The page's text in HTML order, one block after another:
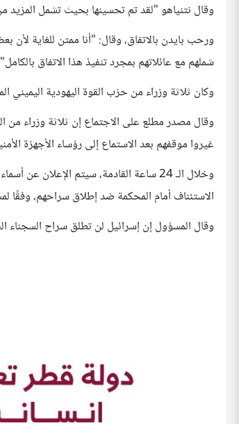
وقال نتنياهو "لقد تم تحسينها بحيث تشمل
ورحب بايدن بالاتفاق، وقال: "أنا ممتن للغاية
شملهم مع عائلاتهم بمجرد تنفيذ هذا الاتفاق
وكان ثلاثة وزراء من حزب القوة اليهودية
وقال مصدر مطلع على الاجتماع إن ثلاثة وزراء من
غيروا موقفهم بعد الاستماع إلى رؤساء الأجهزة
وخلال الـ 24 ساعة القادمة، سيتم
الاستئناف أمام المحكمة ضد إطلاق سراحهم،
وقال المسؤول إن إسرائيل لن تطلق سراح السجناء